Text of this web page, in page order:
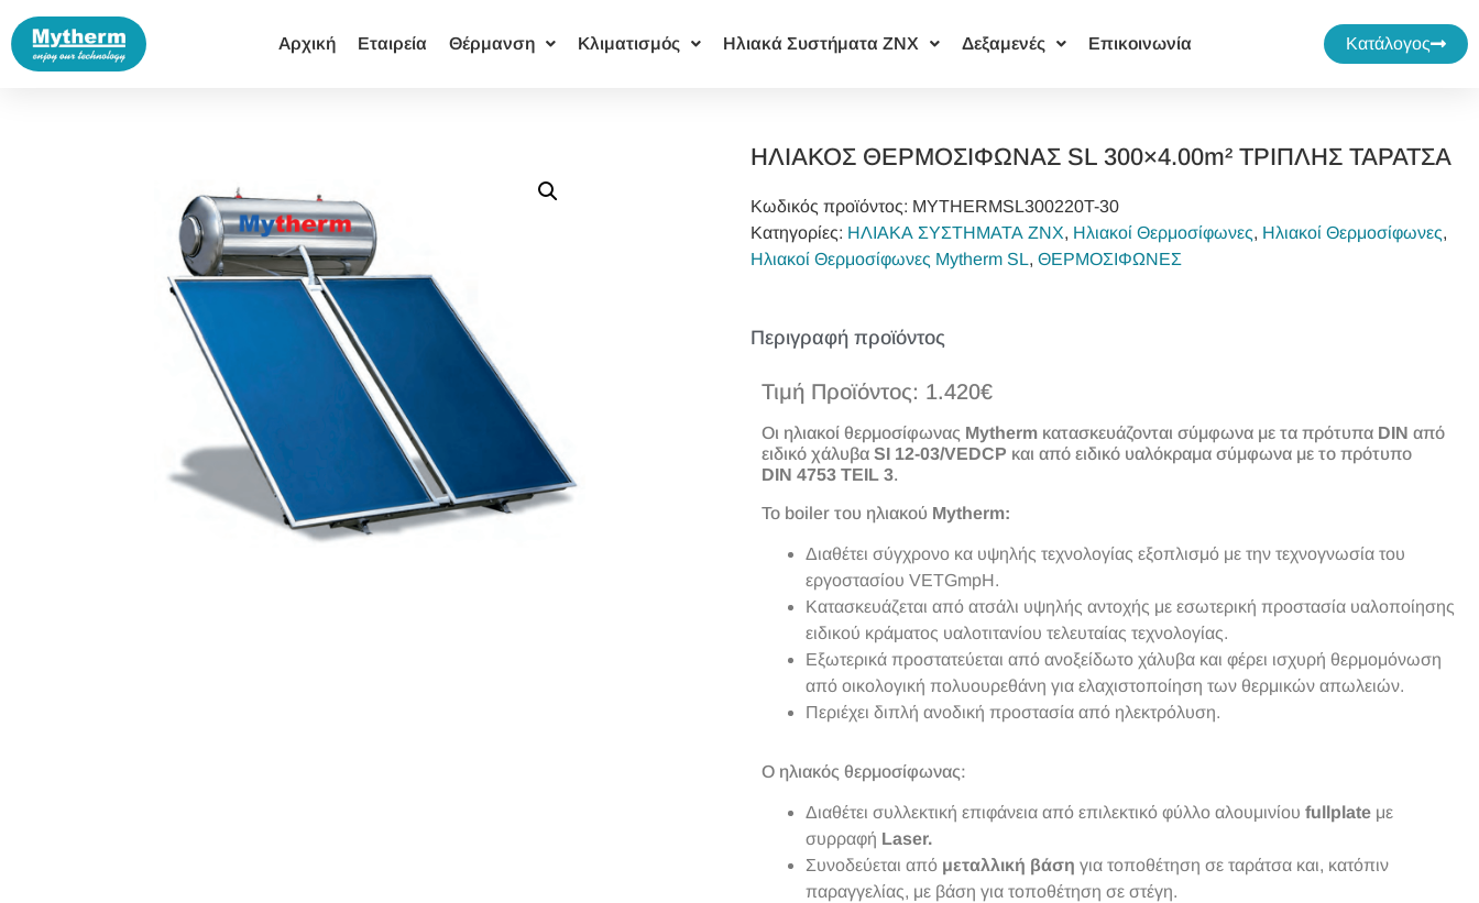
Αρχική Εταιρεία Θέρμανση Κλιματισμός Ηλιακά Συστήματα ΖΝΧ Δεξαμενές Επικοινωνία Κατάλογος
ΗΛΙΑΚΟΣ ΘΕΡΜΟΣΙΦΩΝΑΣ SL 300×4.00m² ΤΡΙΠΛΗΣ ΤΑΡΑΤΣΑ
Κωδικός προϊόντος: MYTHERMSL300220T-30
Κατηγορίες: ΗΛΙΑΚΑ ΣΥΣΤΗΜΑΤΑ ΖΝΧ, Ηλιακοί Θερμοσίφωνες, Ηλιακοί Θερμοσίφωνες,
Ηλιακοί Θερμοσίφωνες Mytherm SL, ΘΕΡΜΟΣΙΦΩΝΕΣ
Περιγραφή προϊόντος
Τιμή Προϊόντος: 1.420€
Οι ηλιακοί θερμοσίφωνας Mytherm κατασκευάζονται σύμφωνα με τα πρότυπα DIN από
ειδικό χάλυβα SI 12-03/VEDCP και από ειδικό υαλόκραμα σύμφωνα με το πρότυπο
DIN 4753 TEIL 3.
Το boiler του ηλιακού Mytherm:
Διαθέτει σύγχρονο κα υψηλής τεχνολογίας εξοπλισμό με την τεχνογνωσία του
εργοστασίου VETGmpH.
Κατασκευάζεται από ατσάλι υψηλής αντοχής με εσωτερική προστασία υαλοποίησης
ειδικού κράματος υαλοτιτανίου τελευταίας τεχνολογίας.
Εξωτερικά προστατεύεται από ανοξείδωτο χάλυβα και φέρει ισχυρή θερμομόνωση
από οικολογική πολυουρεθάνη για ελαχιστοποίηση των θερμικών απωλειών.
Περιέχει διπλή ανοδική προστασία από ηλεκτρόλυση.
Ο ηλιακός θερμοσίφωνας:
Διαθέτει συλλεκτική επιφάνεια από επιλεκτικό φύλλο αλουμινίου fullplate με
συρραφή Laser.
Συνοδεύεται από μεταλλική βάση για τοποθέτηση σε ταράτσα και, κατόπιν
παραγγελίας, με βάση για τοποθέτηση σε στέγη.